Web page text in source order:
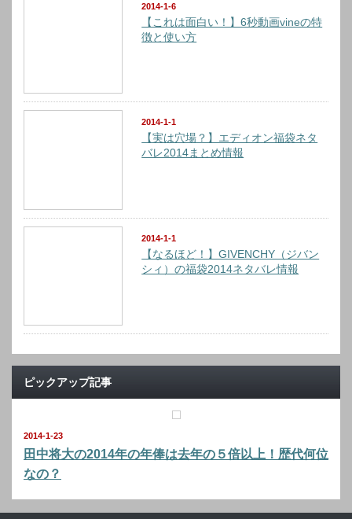
2014-1-6
【これは面白い！】6秒動画vineの特
徴と使い方
2014-1-1
【実は穴場？】エディオン福袋ネタ
バレ2014まとめ情報
2014-1-1
【なるほど！】GIVENCHY（ジバン
シィ）の福袋2014ネタバレ情報
ピックアップ記事
2014-1-23
田中将大の2014年の年俸は去年の５倍以上！歴代何位
なの？